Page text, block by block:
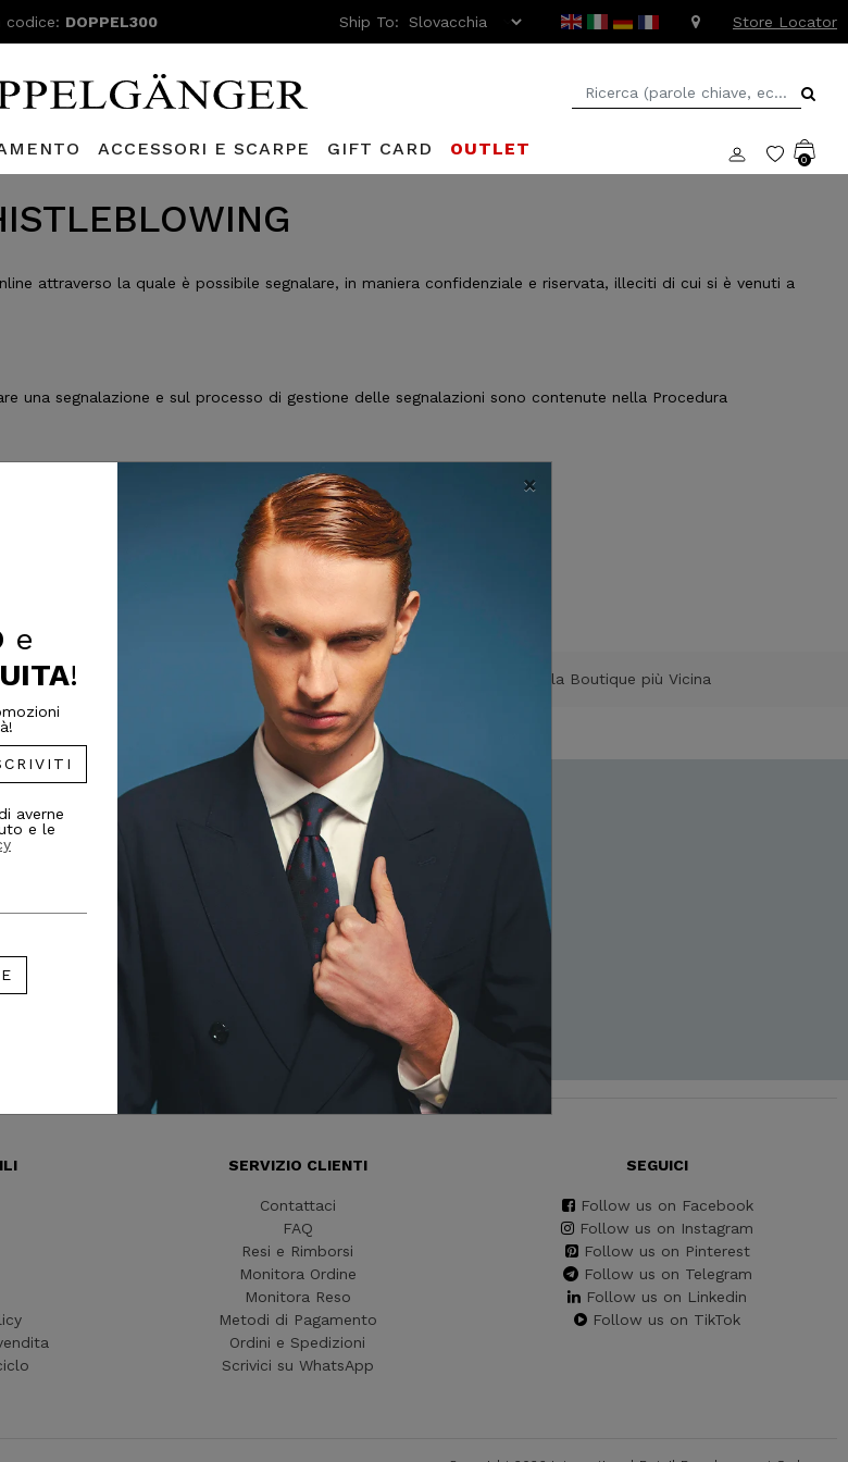
codice: DOPPEL300 Ship To: Store Locator
ACCESSORI E SCARPE GIFT CARD OUTLET
0
attraverso la quale è possibile segnalare, in maniera confidenziale e riservata, illeciti di cui si è venuti a
una segnalazione e sul processo di gestione delle segnalazioni sono contenute nella Procedura
LA PROCEDURA WHISTLEBLOWING
Spedizione Veloce e Reso Facile 🌍 Trova la Boutique più Vicina
ordine.
SERVIZIO CLIENTI
Contattaci
FAQ
Resi e Rimborsi
Monitora Ordine
Monitora Reso
Metodi di Pagamento
Ordini e Spedizioni
Scrivici su WhatsApp
SEGUICI
Follow us on Facebook
Follow us on Instagram
Follow us on Pinterest
Follow us on Telegram
Follow us on Linkedin
Follow us on TikTok
×
e
!
averne
e le